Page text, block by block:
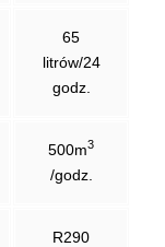
65
litrów/24
godz.
500m3
/godz.
R290